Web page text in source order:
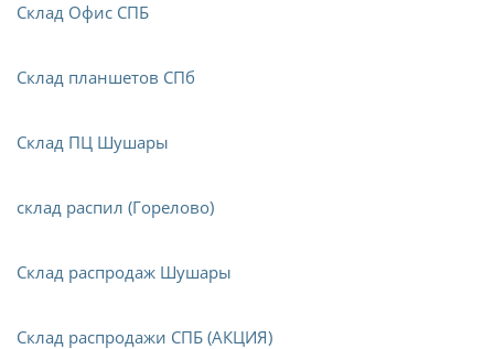
Склад Офис СПБ
Склад планшетов СПб
Склад ПЦ Шушары
склад распил (Горелово)
Склад распродаж Шушары
Склад распродажи СПБ (АКЦИЯ)